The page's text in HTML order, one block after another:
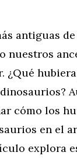
antiguas
nuestros
¿Qué
cómo los
en el
explora